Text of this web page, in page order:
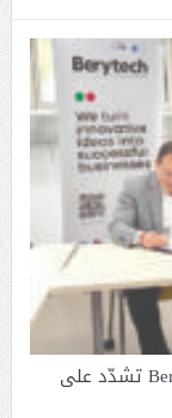
مذكرة تفاهم بين وزارة التكنولوجيا و Berytech تشدّد على